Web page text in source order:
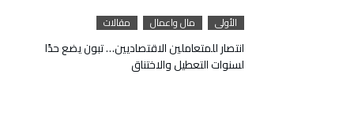
الأولى مال واعمال مقالات
انتصار للمتعاملين الاقتصاديين… تبون يضع حدًا
لسنوات التعطيل والاختناق